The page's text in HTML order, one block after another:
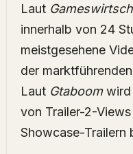
Laut
innerhalb von 24
meistgesehene
der
Laut Gtaboomwird
von Trailer-2-
Showcase-Trailern